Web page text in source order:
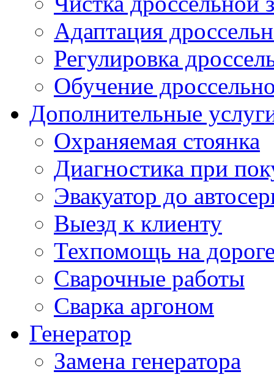
Адаптация
Регулировка
Обучение
Дополнительные
Охраняемая стоянка
Диагностика при
Эвакуатор до
Выезд к клиенту
Техпомощь на
Сварочные работы
Сварка аргоном
Генератор
Замена генератора